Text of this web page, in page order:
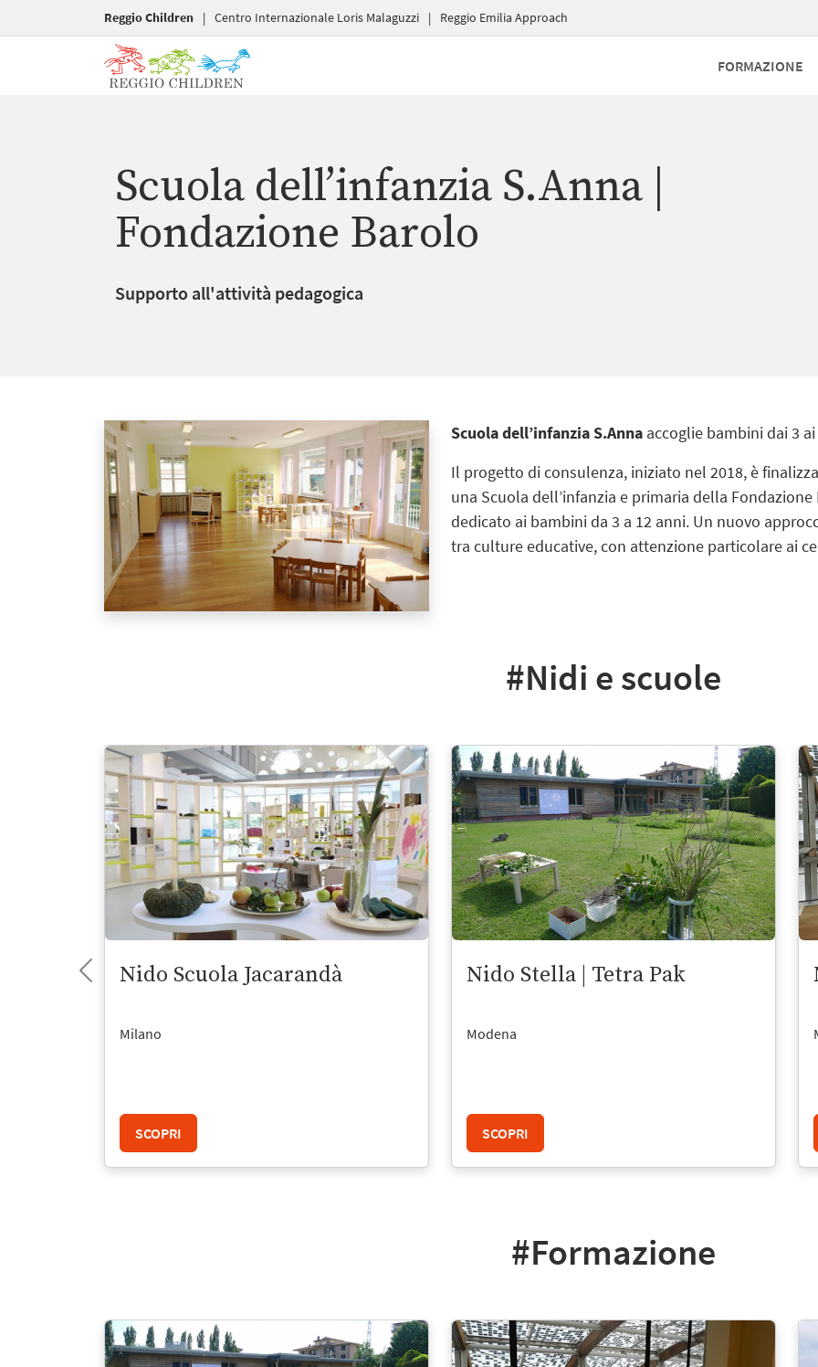
Reggio Children | Centro Internazionale Loris Malaguzzi | Reggio Emilia Approach
FORMAZIONE
Scuola dell’infanzia S.Anna |
Fondazione Barolo
Supporto all'attività pedagogica
Scuola dell’infanzia S.Anna accoglie bambini dai 3
Il progetto di consulenza, iniziato nel 2018, è
una Scuola dell’infanzia e primaria della
dedicato ai bambini da 3 a 12 anni. Un nuovo
tra culture educative, con attenzione particolare ai
#Nidi e scuole
Nido Scuola Jacarandà
Milano
SCOPRI
Nido Stella | Tetra Pak
Modena
SCOPRI
#Formazione